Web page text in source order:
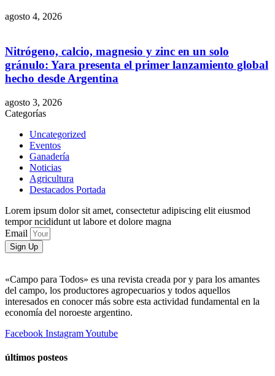
agosto 4, 2026
Nitrógeno, calcio, magnesio y zinc en un solo
gránulo: Yara presenta el primer lanzamiento global
hecho desde Argentina
agosto 3, 2026
Categorías
Uncategorized
Eventos
Ganadería
Noticias
Agricultura
Destacados Portada
Lorem ipsum dolor sit amet, consectetur adipiscing elit eiusmod
tempor ncididunt ut labore et dolore magna
Email
Sign Up
«Campo para Todos» es una revista creada por y para los amantes
del campo, los productores agropecuarios y todos aquellos
interesados en conocer más sobre esta actividad fundamental en la
economía del noroeste argentino.
Facebook InstagramYoutube
últimos posteos